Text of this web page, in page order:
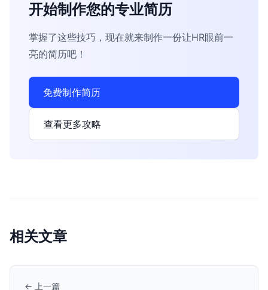
开始制作您的专业简历
掌握了这些技巧，现在就来制作一份让HR眼前一
亮的简历吧！
免费制作简历
查看更多攻略
相关文章
← 上一篇